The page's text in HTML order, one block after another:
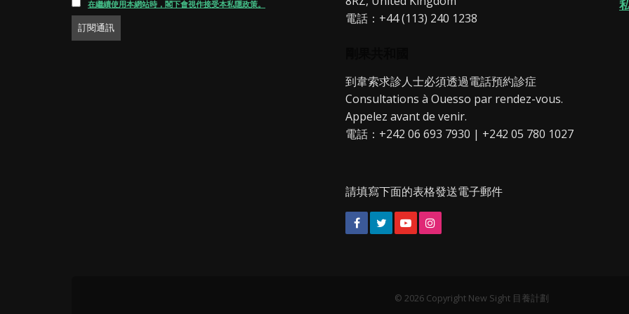
在繼續使用本網站時，閣下會視作接受本私隱政策。
電話：+44 (113) 240 1238
到韋索求診人士必須透過電話預約診症
Consultations à Ouesso par rendez-vous.
Appelez avant de venir.
電話：+242 06 693 7930 | +242 05 780 1027
請填寫下面的表格發送電子郵件
FacebookTwitterYouTube
© 2026 Copyright New Sight 目養計劃‎